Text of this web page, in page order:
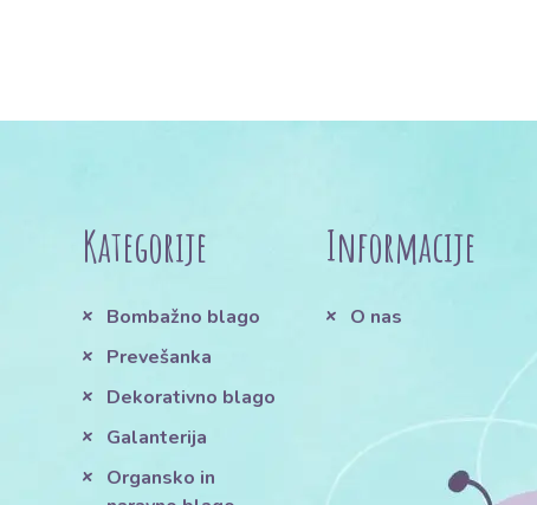
Kategorije
Bombažno blago
Prevešanka
Dekorativno blago
Galanterija
Organsko in
Informacije
O nas